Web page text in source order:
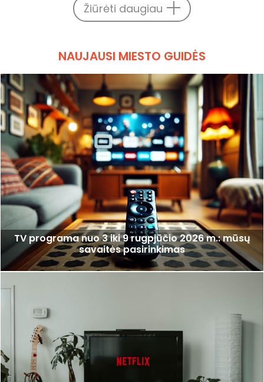
Žiūrėti daugiau
NAUJAUSI MIESTO GUIDĖS
TV programa nuo 3 iki 9 rugpjūčio 2026 m.: mūsų
savaitės pasirinkimas